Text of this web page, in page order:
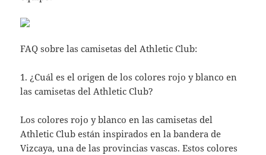
FAQ sobre las camisetas del Athletic Club:
1. ¿Cuál es el origen de los colores rojo y blanco en
las camisetas del Athletic Club?
Los colores rojo y blanco en las camisetas del
Athletic Club están inspirados en la bandera de
Vizcaya, una de las provincias vascas. Estos colores